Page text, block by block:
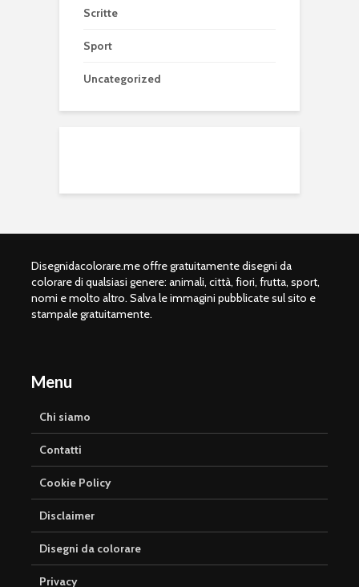
Scritte
Sport
Uncategorized
Disegnidacolorare.me offre gratuitamente disegni da
colorare di qualsiasi genere: animali, città, fiori, frutta, sport,
nomi e molto altro. Salva le immagini pubblicate sul sito e
stampale gratuitamente.
Menu
Chi siamo
Contatti
Cookie Policy
Disclaimer
Disegni da colorare
Privacy